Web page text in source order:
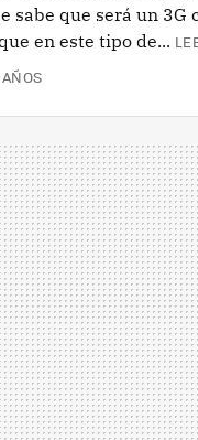
sabe que será un 3G
en este tipo de...